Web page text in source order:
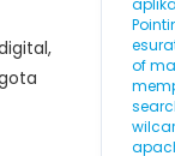
of